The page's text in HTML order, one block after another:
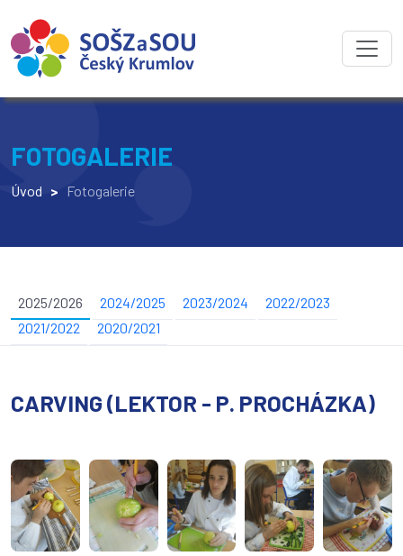
FOTOGALERIE
Úvod > Fotogalerie
2025/2026 2024/2025 2023/2024
2022/2023
2021/2022
2020/2021
CARVING (LEKTOR - P. PROCHÁZKA)